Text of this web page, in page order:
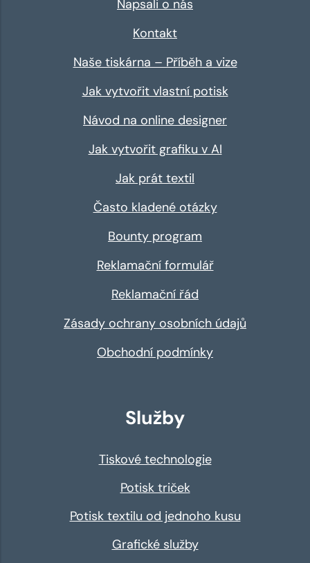
Napsali o nás
Kontakt
Naše tiskárna – Příběh a vize
Jak vytvořit vlastní potisk
Návod na online designer
Jak vytvořit grafiku v AI
Jak prát textil
Často kladené otázky
Bounty program
Reklamační formulář
Reklamační řád
Zásady ochrany osobních údajů
Obchodní podmínky
Služby
Tiskové technologie
Potisk triček
Potisk textilu od jednoho kusu
Grafické služby